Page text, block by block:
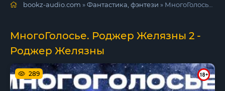
bookz-audio.com »Фантастика, фэнтези » МногоГолосье. Роджер Желязны 2 - Роджер Желязны
МногоГолосье. Роджер Желязны 2 -
Роджер Желязны
289